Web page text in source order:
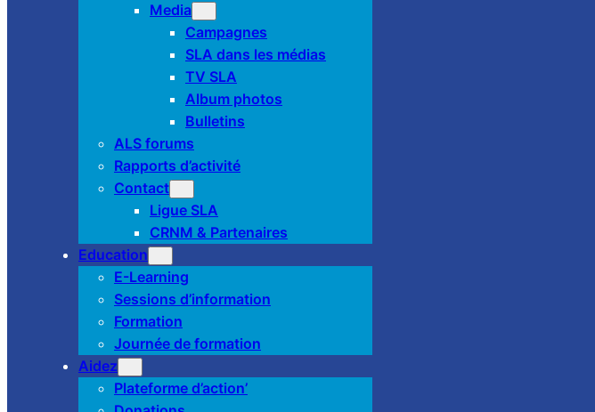
Media
Campagnes
SLA dans les médias
TV SLA
Album photos
Bulletins
ALS forums
Rapports d’activité
Contact
Ligue SLA
CRNM & Partenaires
Education
E-Learning
Sessions d’information
Formation
Journée de formation
Aidez
Plateforme d’action’